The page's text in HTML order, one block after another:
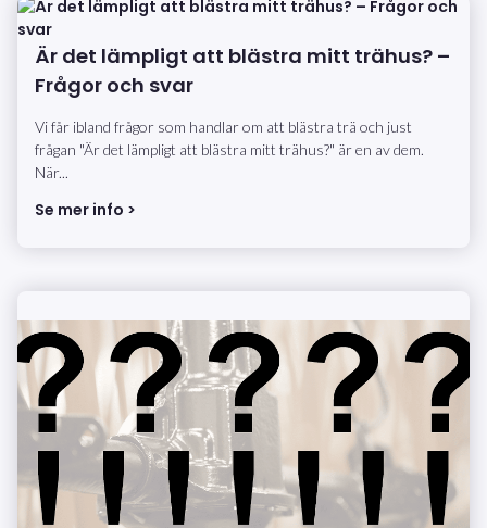
Är det lämpligt att blästra mitt trähus? –
Frågor och svar
Vi får ibland frågor som handlar om att blästra trä och just
frågan "Är det lämpligt att blästra mitt trähus?" är en av dem.
När...
Se mer info >